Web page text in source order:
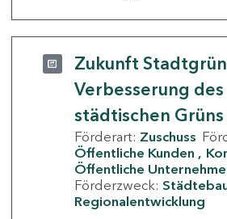
Zukunft
Verbesserung des
städtischen Grüns
Förderart: Zuschuss
Öffentliche Kunden
Öffentliche
Förderzweck:
Regionalentwicklung